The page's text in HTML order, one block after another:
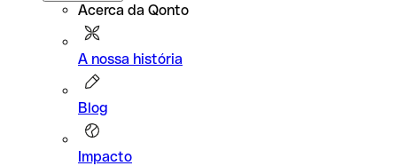
Acerca da Qonto
A nossa história
Blog
Impacto